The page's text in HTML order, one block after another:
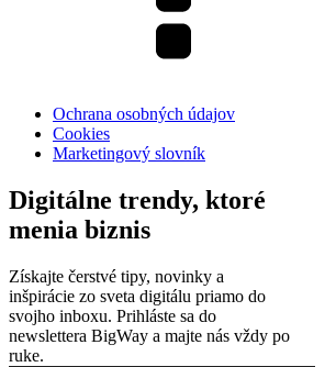
Ochrana osobných údajov
Cookies
Marketingový slovník
Digitálne trendy, ktoré
menia biznis
Získajte čerstvé tipy, novinky a
inšpirácie zo sveta digitálu priamo do
svojho inboxu. Prihláste sa do
newslettera BigWay a majte nás vždy po
ruke.